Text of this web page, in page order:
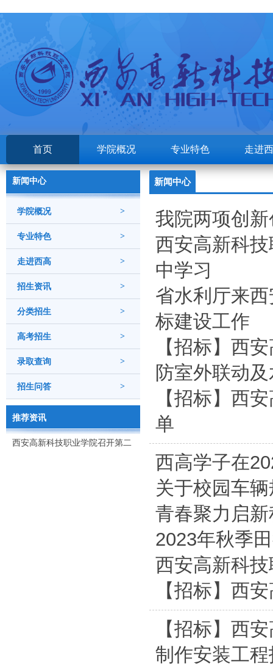
首页 学院概况 专业特色 走进
新闻中心
>
学院概况
>
专业特色
>
走进西高
>
招生资讯
>
分类招生
>
高考招生
>
录取查询
>
招生问答
推荐资讯
西安高新科技职业学院召开第二
新闻中心
我院两项创
西安高新科
中学习
省水利厅来
标建设工作
【招标】西
防室外联动
【招标】西
单
西高学子在
关于校园车
青春聚力启
2023年秋季
西安高新科
【招标】西
【招标】西
制作安装工